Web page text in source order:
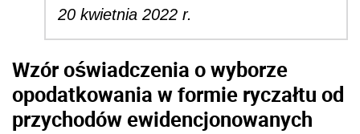
20 kwietnia 2022 r.
Wzór oświadczenia o wyborze
opodatkowania w formie ryczałtu od
przychodów ewidencjonowanych